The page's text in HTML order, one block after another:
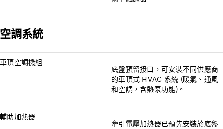
空調系統
車頂空調機組
底盤預留接口，可安裝不同供應商
的車頂式 HVAC 系統 (暖氣、通風
和空調，含熱泵功能)。
輔助加熱器
牽引電壓加熱器已預先安裝於底盤